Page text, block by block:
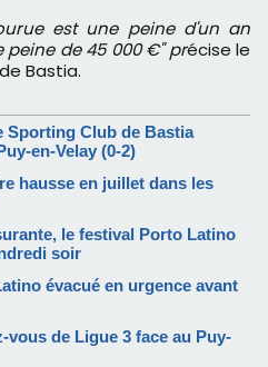
est une peine d'un an
de 45 000 €" précise le
Bastia.
Sporting Club de Bastia
en-Velay (0-2)
hausse en juillet dans les
le festival Porto Latino
soir
évacué en urgence avant
de Ligue 3 face au Puy-